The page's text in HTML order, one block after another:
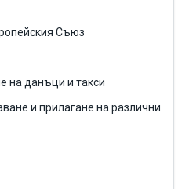
Съюз
на данъци и такси
и прилагане на различни